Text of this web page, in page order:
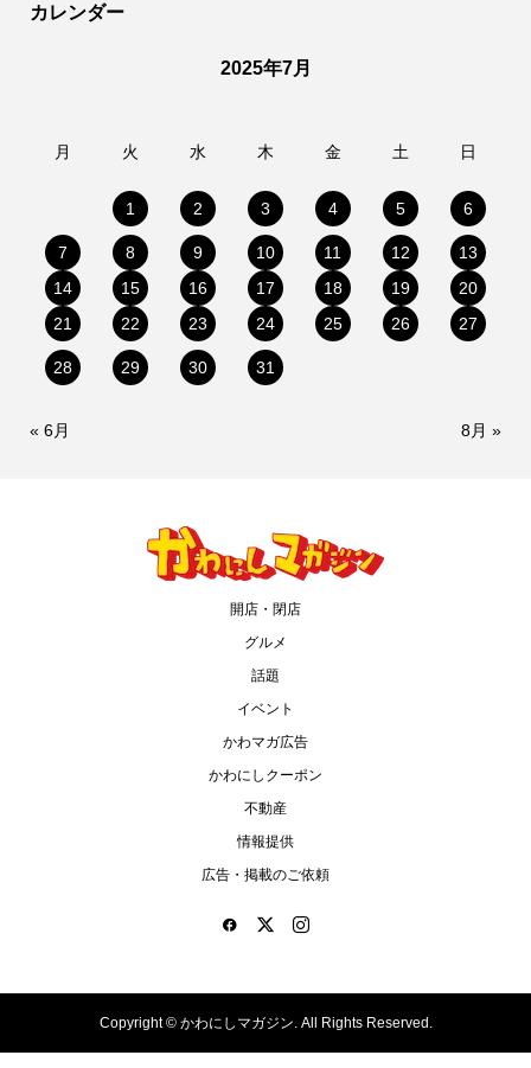
カレンダー
2025年7月
月 火 水 木 金 土 日
1 2 3 4 5 6
7 8 9 10 11 12
13
14
15 16 17 18 19
20
21
22 23 24 25 26 27
28 29 30 31
« 6月 8月 »
開店・閉店
グルメ
話題
イベント
かわマガ広告
かわにしクーポン
不動産
情報提供
広告・掲載のご依頼
Copyright ©かわにしマガジン. All Rights Reserved.